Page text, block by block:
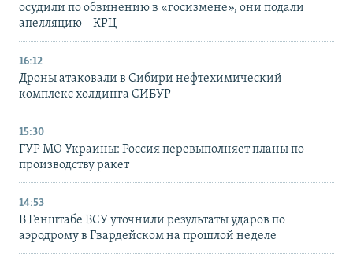
осудили по обвинению в «госизмене», они подали
апелляцию – КРЦ
16:12
Дроны атаковали в Сибири нефтехимический
комплекс холдинга СИБУР
15:30
ГУР МО Украины: Россия перевыполняет планы по
производству ракет
14:53
В Генштабе ВСУ уточнили результаты ударов по
аэродрому в Гвардейском на прошлой неделе